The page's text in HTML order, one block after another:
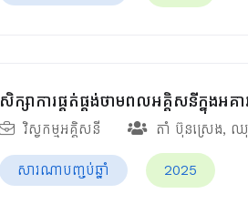
សិក្សាការផ្គត់ផ្គង់ថាមពលអគ្គិសនីក្នុងអ
វិស្វកម្មអគ្គិសនី តាំ ប៊ុនស្រេង, ឈុ
សារណាបញ្ចប់ឆ្នាំ 2025